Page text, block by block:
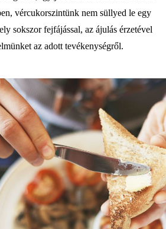
vércukorszintünk nem süllyed le egy
sokszor fejfájással, az ájulás érzetével
az adott tevékenységről.